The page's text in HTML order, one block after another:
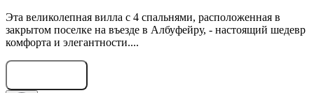
Эта великолепная вилла с 4 спальнями, расположенная в
закрытом поселке на въезде в Албуфейру, - настоящий шедевр
комфорта и элегантности....